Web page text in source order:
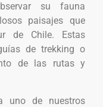
su fauna
paisajes que
de Chile. Estas
de trekking o
de las rutas y
uno de nuestros